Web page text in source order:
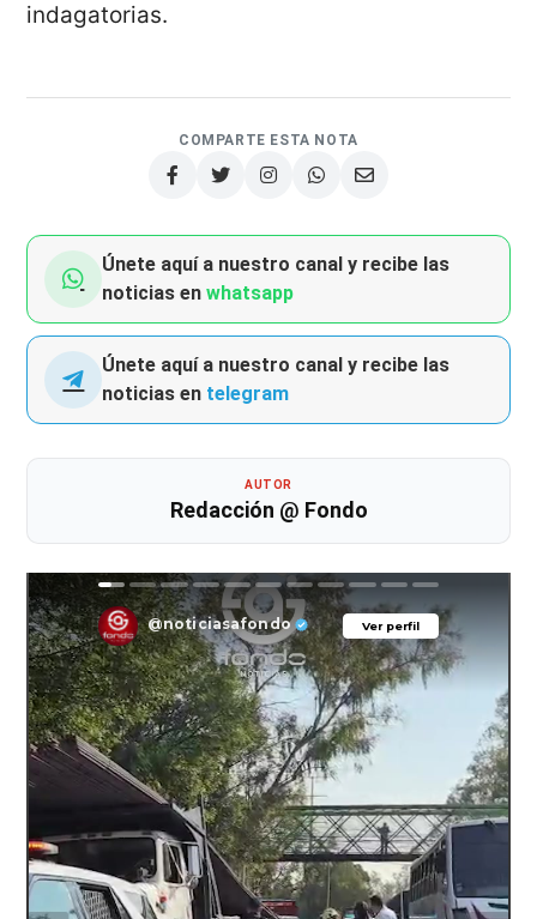
indagatorias.
COMPARTE ESTA NOTA
Únete aquí a nuestro canal y recibe las
noticias enwhatsapp
Únete aquí a nuestro canal y recibe las
noticias en telegram
AUTOR
Redacción @ Fondo
Ver perfil
@noticiasafondo Ver perfil